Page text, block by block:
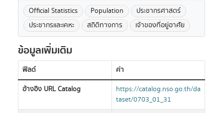
Official Statistics Population
ประชากรศาสตร์
ประชากรและเคหะ
สถิติทางการ เจ้าของที่อยู่อาศัย
ข้อมูลเพิ่มเติม
ฟิลด์
ค่า
อ้างอิง URL Catalog
https://catalog.nso.go.th/da
taset/0703_01_31